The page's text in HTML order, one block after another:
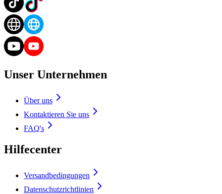
Unser Unternehmen
Über uns
Kontaktieren Sie uns
FAQ's
Hilfecenter
Versandbedingungen
Datenschutzrichtlinien